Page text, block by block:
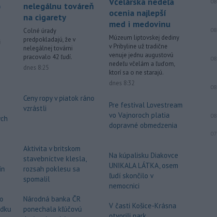
ktorý minulý rok autom vrazil do davu
ľudí v Mníchove a zabil dvojročné
dievča a jej 37-ročnú matku.
nelegálnu továreň
na cigarety
Colné úrady
predpokladajú, že v
nelegálnej továrni
pracovalo 42 ľudí.
dnes 8:25
Ceny ropy v piatok ráno
vzrástli
Aktivita v britskom
stavebníctve klesla,
rozsah poklesu sa
spomalil
Národná banka ČR
ponechala kľúčovú
ocenia najlepší
med i medovinu
Múzeum liptovskej dediny
v Pribyline už tradične
venuje jednu augustovú
nedeľu včelám a ľuďom,
ktorí sa o ne starajú.
dnes 8:32
Pre festival Lovestream
vo Vajnoroch platia
dopravné obmedzenia
Na kúpalisku Diakovce
UNIKALA LÁTKA, osem
ľudí skončilo v
nemocnici
V časti Košice-Krásna